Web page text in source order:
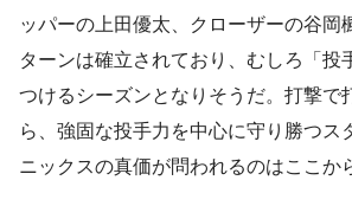
ッパーの上田優太、クローザーの谷岡
ターンは確立されており、むしろ「投
つけるシーズンとなりそうだ。打撃で
ら、強固な投手力を中心に守り勝つス
ニックスの真価が問われるのはここか